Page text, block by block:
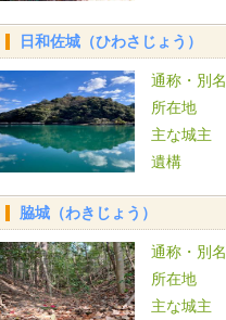
日和佐城（ひわさじょう）
通称・別名
所在地
主な城主
遺構
脇城（わきじょう）
通称・別名
所在地
主な城主